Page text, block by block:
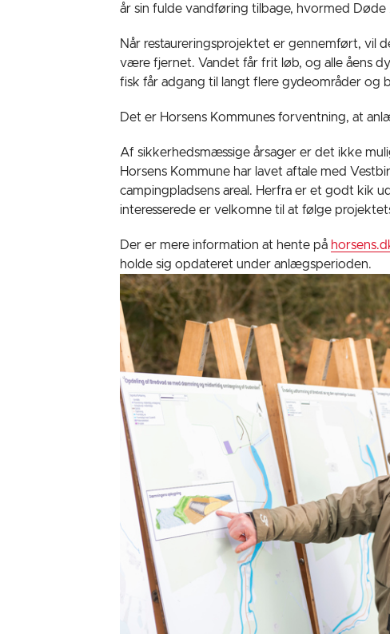
år sin fulde vandføring tilbage, hvormed
Når restaureringsprojektet er gennemført, vil
være fjernet. Vandet får frit løb, og alle åens
fisk får adgang til langt flere gydeområder og
Det er Horsens Kommunes forventning, at
Af sikkerhedsmæssige årsager er det ikke
Horsens Kommune har lavet aftale med
campingpladsens areal. Herfra er et godt kik
interesserede er velkomne til at følge
Der er mere information at hente på
holde sig opdateret under anlægsperioden.